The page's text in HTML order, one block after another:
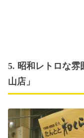
5. 昭和レトロな
山店」